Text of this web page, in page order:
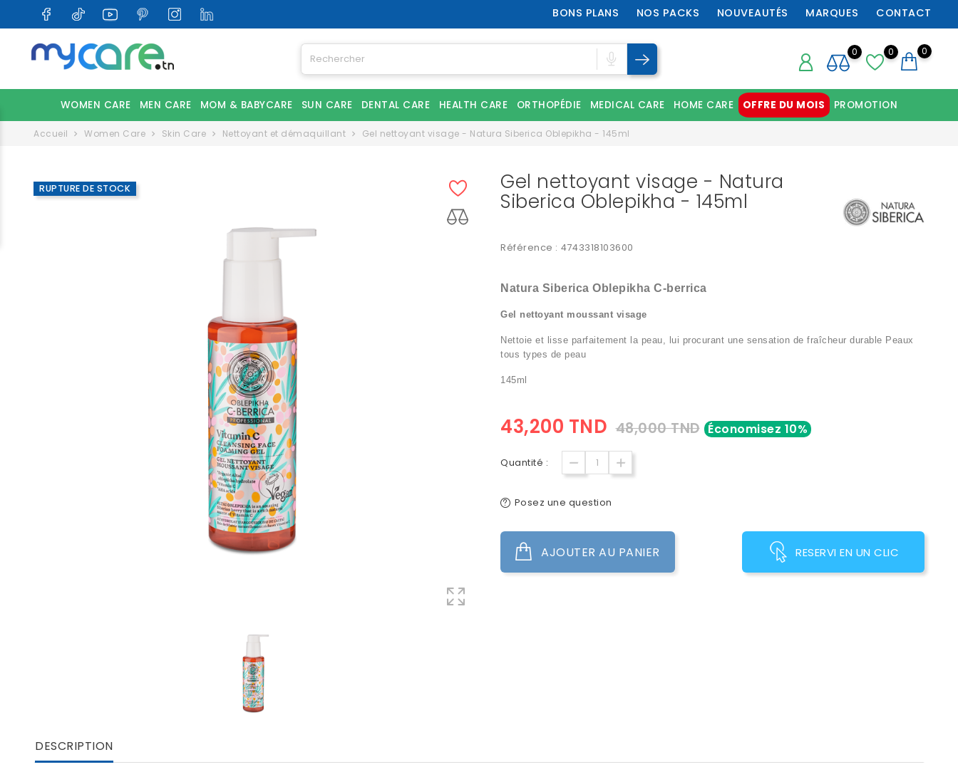
BONS PLANS NOS PACKS NOUVEAUTÉS MARQUES CONTACT
0 0
0
WOMEN CARE MEN CARE MOM & BABYCARE SUN CARE DENTAL CARE HEALTH CARE ORTHOPÉDIE MEDICAL CARE HOME CARE OFFRE DU MOIS PROMOTION
Accueil Women Care Skin Care Nettoyant et démaquillant Gel nettoyant visage - Natura Siberica Oblepikha - 145ml
RUPTURE DE STOCK Gel nettoyant visage - Natura
Siberica Oblepikha - 145ml
Référence : 4743318103600
Natura Siberica Oblepikha C-berrica
Gel nettoyant moussant visage
Nettoie et lisse parfaitement la peau, lui procurant une sensation de fraîcheur durable Peaux
tous types de peau
145ml
43,200 TND 48,000 TND Économisez 10%
Quantité :
Posez une question
AJOUTER AU PANIER RESERVI EN UN CLIC
DESCRIPTION